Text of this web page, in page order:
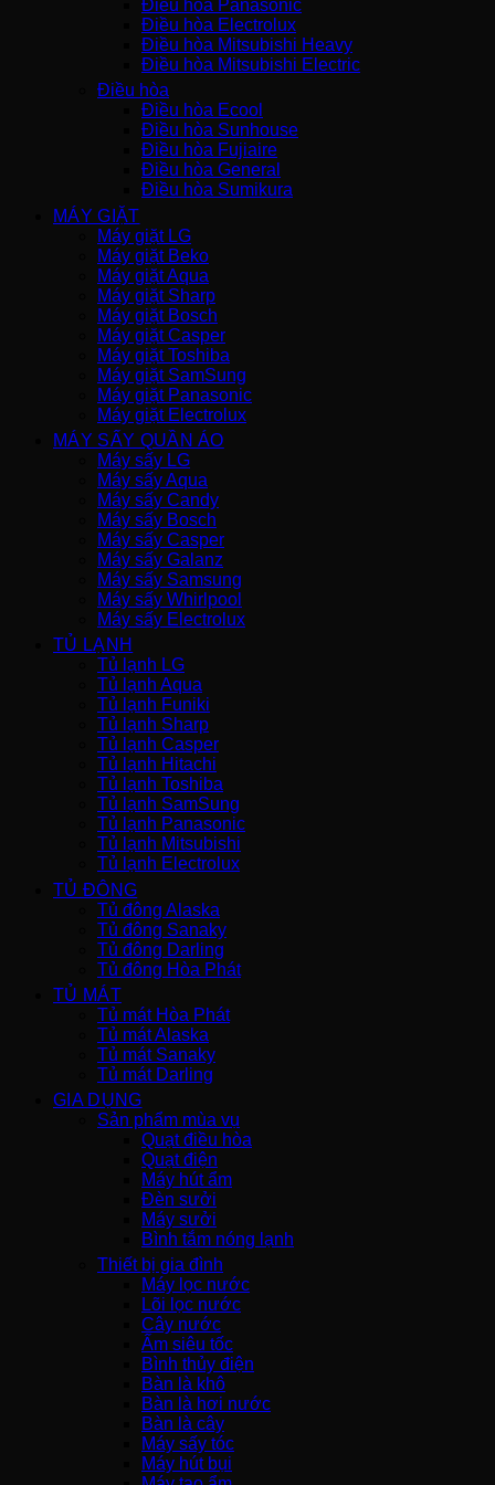
Điều hòa Panasonic
Điều hòa Electrolux
Điều hòa Mitsubishi Heavy
Điều hòa Mitsubishi Electric
Điều hòa
Điều hòa Ecool
Điều hòa Sunhouse
Điều hòa Fujiaire
Điều hòa General
Điều hòa Sumikura
MÁY GIẶT
Máy giặt LG
Máy giặt Beko
Máy giặt Aqua
Máy giặt Sharp
Máy giặt Bosch
Máy giặt Casper
Máy giặt Toshiba
Máy giặt SamSung
Máy giặt Panasonic
Máy giặt Electrolux
MÁY SẤY QUẦN ÁO
Máy sấy LG
Máy sấy Aqua
Máy sấy Candy
Máy sấy Bosch
Máy sấy Casper
Máy sấy Galanz
Máy sấy Samsung
Máy sấy Whirlpool
Máy sấy Electrolux
TỦ LẠNH
Tủ lạnh LG
Tủ lạnh Aqua
Tủ lạnh Funiki
Tủ lạnh Sharp
Tủ lạnh Casper
Tủ lạnh Hitachi
Tủ lạnh Toshiba
Tủ lạnh SamSung
Tủ lạnh Panasonic
Tủ lạnh Mitsubishi
Tủ lạnh Electrolux
TỦ ĐÔNG
Tủ đông Alaska
Tủ đông Sanaky
Tủ đông Darling
Tủ đông Hòa Phát
TỦ MÁT
Tủ mát Hòa Phát
Tủ mát Alaska
Tủ mát Sanaky
Tủ mát Darling
GIA DỤNG
Sản phẩm mùa vụ
Quạt điều hòa
Quạt điện
Máy hút ẩm
Đèn sưởi
Máy sưởi
Bình tắm nóng lạnh
Thiết bị gia đình
Máy lọc nước
Lõi lọc nước
Cây nước
Ấm siêu tốc
Bình thủy điện
Bàn là khô
Bàn là hơi nước
Bàn là cây
Máy sấy tóc
Máy hút bụi